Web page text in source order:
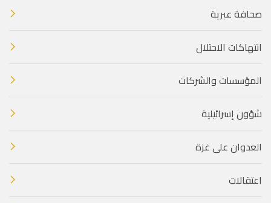
صحافة عبرية
انتهاكات الاحتلال
المؤسسات والشركات
شؤون إسرائيلية
العدوان على غزة
اعتقالات